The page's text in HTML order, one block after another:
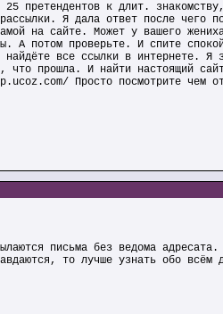
претендентов к длит.
Я дала ответ после
на сайте. Может у вашего
А потом проверьте. И спите
все ссылки в интернете. Я
прошла. И найти настоящий
Просто посмотрите чем
письма без ведома
то лучше узнать обо